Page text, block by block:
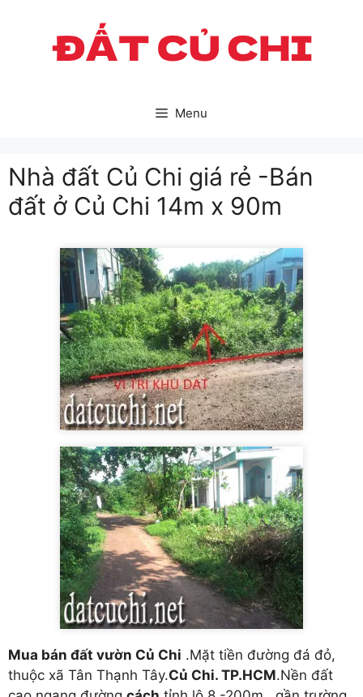
Menu
Nhà đất Củ Chi giá rẻ -Bán
đất ở Củ Chi 14m x 90m
Mua bán đất vườn Củ Chi .Mặt tiền đường đá đỏ,
thuộc xã Tân Thạnh Tây.Củ Chi. TP.HCM.Nền đất